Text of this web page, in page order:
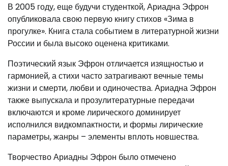
В 2005 году, еще будучи студенткой, Ариадна Эфрон
опубликовала свою первую книгу стихов «Зима в
прогулке». Книга стала событием в литературной жизни
России и была высоко оценена критиками.
Поэтический язык Эфрон отличается изящностью и
гармонией, а стихи часто затрагивают вечные темы
жизни и смерти, любви и одиночества. Ариадна Эфрон
также выпускала и прозулитературные передачи
включаются и кроме лирического доминирует
исполнился видкомпактности, и формы лирические
параметры, жанры – элементы вплоть новшества.
Творчество Ариадны Эфрон было отмечено